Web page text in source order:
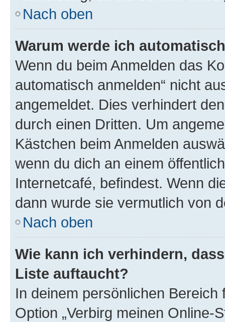
Nach oben
Warum werde ich
Wenn du beim Anmelden das
automatisch anmelden“ nicht
angemeldet. Dies verhindert
durch einen Dritten. Um
Kästchen beim Anmelden
wenn du dich an einem
Internetcafé, befindest. Wenn
dann wurde sie vermutlich von
Nach oben
Wie kann ich verhindern,
Liste auftaucht?
In deinem persönlichen
Option „Verbirg meinen Online-